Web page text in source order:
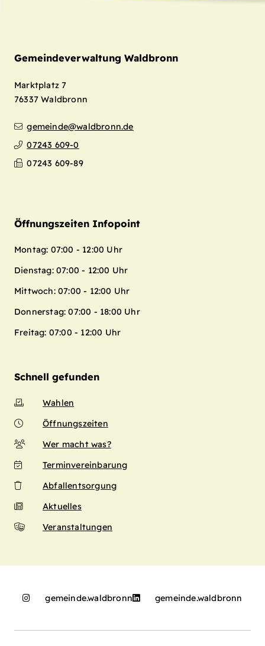
Gemeindeverwaltung Waldbronn
Marktplatz 7
76337 Waldbronn
gemeinde@waldbronn.de
07243 609-0
07243 609-89
Öffnungszeiten Infopoint
Montag: 07:00 - 12:00 Uhr
Dienstag: 07:00 - 12:00 Uhr
Mittwoch: 07:00 - 12:00 Uhr
Donnerstag: 07:00 - 18:00 Uhr
Freitag: 07:00 - 12:00 Uhr
Schnell gefunden
Wahlen
Öffnungszeiten
Wer macht was?
Terminvereinbarung
Abfallentsorgung
Aktuelles
Veranstaltungen
gemeinde.waldbronn gemeinde.waldbronn